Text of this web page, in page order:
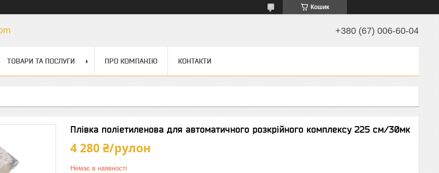
Кошик
+380 (67) 006-60-04
ТОВАРИ ТА ПОСЛУГИ ПРО КОМПАНІЮ КОНТАКТИ
Плівка поліетиленова для автоматичного розкрійного комплексу 225 см/30мк
4 280 ₴/рулон
Немає в наявності